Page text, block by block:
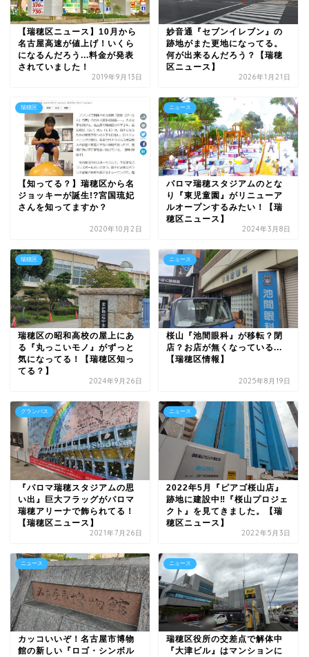
【瑞穂区ニュース】10月から
名古屋高速が値上げ！いくら
になるんだろう...料金が発表
されていました！
2019年9月13日
妙音通『セブンイレブン』の
跡地がまた更地になってる。
何が出来るんだろう？【瑞穂
区ニュース】
2026年1月21日
瑞穂区
【知ってる？】瑞穂区から名
ジョッキーが誕生!?宮国琉妃
さんを知ってますか？
2020年10月2日
ニュース
パロマ瑞穂スタジアムのとな
り『東児童園』がリニューア
ルオープンするみたい！【瑞
穂区ニュース】
2024年3月8日
瑞穂区
瑞穂区の昭和高校の屋上にあ
る『丸っこいモノ』がずっと
気になってる！【瑞穂区知っ
てる？】
2024年9月26日
ニュース
桜山『池間眼科』が移転？閉
店？お店が無くなっている...
【瑞穂区情報】
2025年8月19日
グランパス
『パロマ瑞穂スタジアムの思
い出』巨大フラッグがパロマ
瑞穂アリーナで飾られてる！
【瑞穂区ニュース】
2021年7月26日
ニュース
2022年5月『ピアゴ桜山店』
跡地に建設中‼『桜山プロジェ
クト』を見てきました。【瑞
穂区ニュース】
2022年5月3日
ニュース
カッコいいぞ！名古屋市博物
館の新しい『ロゴ・シンボル
ニュース
瑞穂区役所の交差点で解体中
『大津ビル』はマンションに